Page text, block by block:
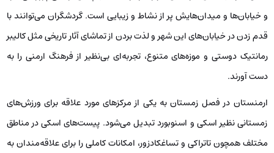
و خیابان‌ها و میدان‌هایش پر از نشاط و زیبایی است. گردشگران می‌توانند با
قدم زدن در خیابان‌های این شهر و لذت بردن از تماشای آثار تاریخی مثل کالیبر
رمانتیک دوستی و موزه‌های متنوع، تجربه‌ای بی‌نظیر از فرهنگ ارمنی را به
دست آورند.
ارمنستان در فصل زمستان به یکی از مرکزهای مورد علاقه برای ورزش‌های
زمستانی نظیر اسکی و اسنوبورد تبدیل می‌شود. پیست‌های اسکی در مناطق
مختلف همچون تاتراکی و تساغکادزور، امکانات کاملی را برای علاقه‌مندان به